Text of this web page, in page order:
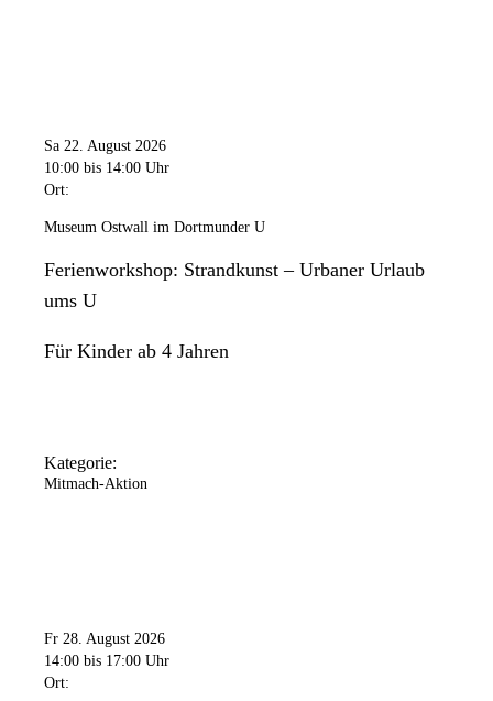
Sa 22. August 2026
10:00 bis 14:00 Uhr
Ort:
Museum Ostwall im Dortmunder U
Ferienworkshop: Strandkunst – Urbaner Urlaub
ums U
Für Kinder ab 4 Jahren
Kategorie:
Mitmach-Aktion
Fr 28. August 2026
14:00 bis 17:00 Uhr
Ort: